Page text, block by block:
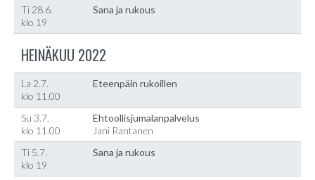
Ti 28.6.
klo 19
Sana ja rukous
HEINÄKUU 2022
La 2.7.
klo 11.00
Eteenpäin rukoillen
Su 3.7.
klo 11.00
Ehtoollisjumalanpalvelus
Jani Rantanen
Ti 5.7.
klo 19
Sana ja rukous